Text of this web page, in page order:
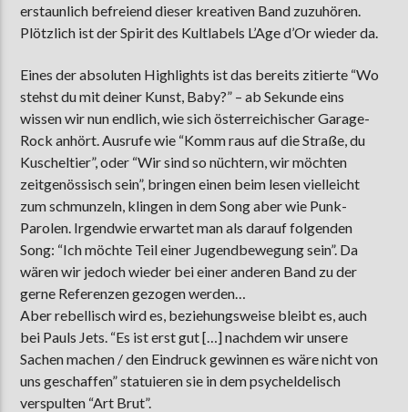
erstaunlich befreiend dieser kreativen Band zuzuhören.
Plötzlich ist der Spirit des Kultlabels L’Age d’Or wieder da.
Eines der absoluten Highlights ist das bereits zitierte “Wo
stehst du mit deiner Kunst, Baby?” – ab Sekunde eins
wissen wir nun endlich, wie sich österreichischer Garage-
Rock anhört. Ausrufe wie “Komm raus auf die Straße, du
Kuscheltier”, oder “Wir sind so nüchtern, wir möchten
zeitgenössisch sein”, bringen einen beim lesen vielleicht
zum schmunzeln, klingen in dem Song aber wie Punk-
Parolen. Irgendwie erwartet man als darauf folgenden
Song: “Ich möchte Teil einer Jugendbewegung sein”. Da
wären wir jedoch wieder bei einer anderen Band zu der
gerne Referenzen gezogen werden…
Aber rebellisch wird es, beziehungsweise bleibt es, auch
bei Pauls Jets. “Es ist erst gut […] nachdem wir unsere
Sachen machen / den Eindruck gewinnen es wäre nicht von
uns geschaffen” statuieren sie in dem psycheldelisch
verspulten “Art Brut”.